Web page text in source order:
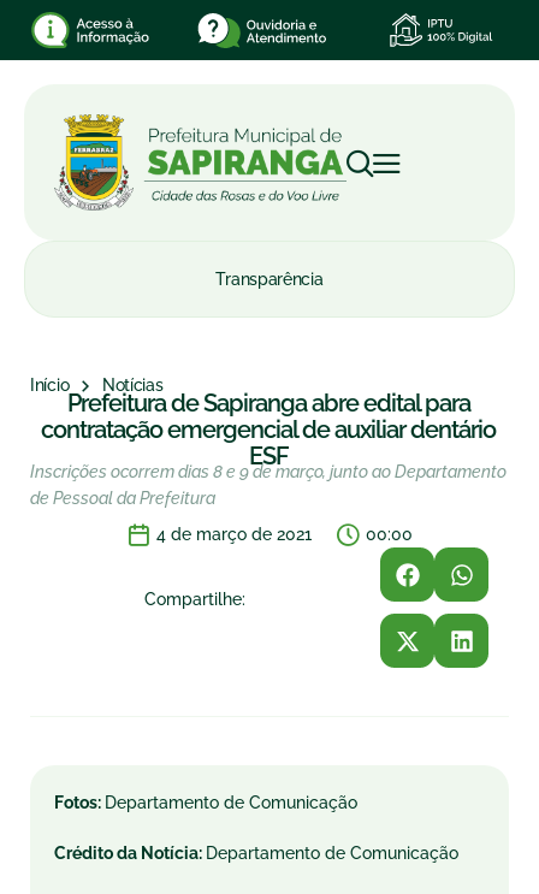
Transparência
Início Notícias
Prefeitura de Sapiranga abre edital para
contratação emergencial de auxiliar dentário
ESF
Inscrições ocorrem dias 8 e 9 de março, junto ao Departamento
de Pessoal da Prefeitura
4 de março de 2021
00:00
Compartilhe:
Fotos: Departamento de Comunicação
Crédito da Notícia: Departamento de Comunicação